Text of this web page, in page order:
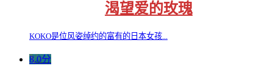
渴望爱的玫瑰
KOKO是位风姿绰约的富有的日本女孩...
8.0分